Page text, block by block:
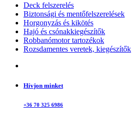
Deck felszerelés
Biztonsági és mentőfelszerelések
Horgonyzás és kikötés
Hajó és csónakkiegészítők
Robbanómotor tartozékok
Rozsdamentes veretek, kiegészítők
Hívjon minket
+36 70 325 6986